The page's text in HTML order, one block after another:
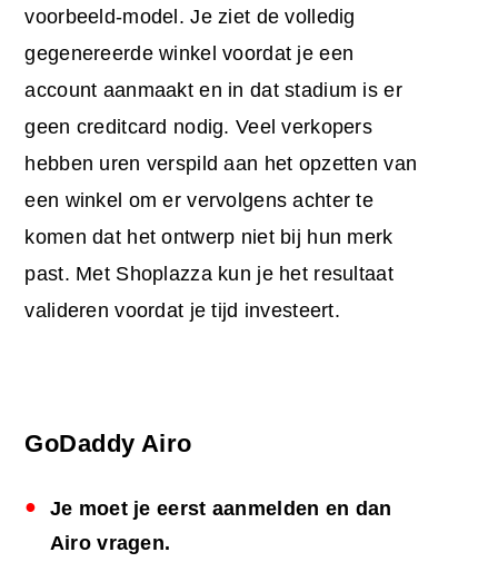
voorbeeld-model. Je ziet de volledig
gegenereerde winkel voordat je een
account aanmaakt en in dat stadium is er
geen creditcard nodig. Veel verkopers
hebben uren verspild aan het opzetten van
een winkel om er vervolgens achter te
komen dat het ontwerp niet bij hun merk
past. Met Shoplazza kun je het resultaat
valideren voordat je tijd investeert.
GoDaddy Airo
Je moet je eerst aanmelden en dan
Airo vragen.